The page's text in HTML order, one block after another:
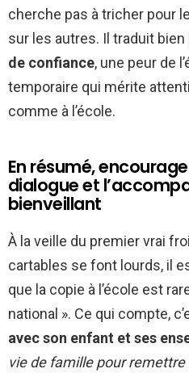
cherche pas à tricher pour
sur les autres. Il traduit
de confiance, une peur de
temporaire qui mérite
comme à l’école.
En résumé,
dialogue et
bienveillant
À la veille du premier vrai
cartables se font lourds, il
que la copie à l’école est
national ». Ce qui compte,
avec son enfant et ses
vie de famille pour remettre